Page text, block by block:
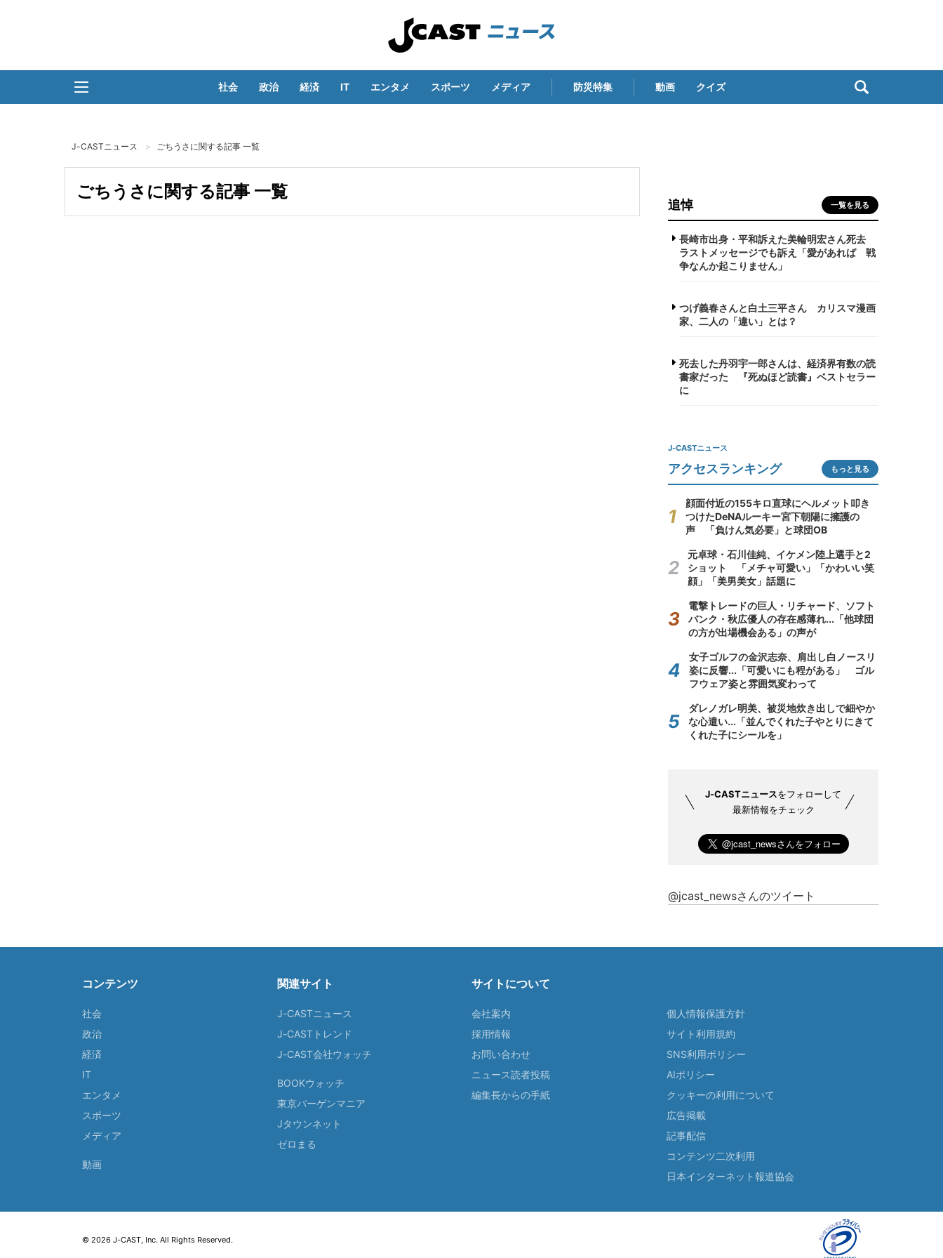
社会 政治 経済 IT エンタメ スポーツ メディア 防災特集 動画 クイズ
J-CASTニュース ごちうさに関する記事 一覧
ごちうさに関する記事 一覧
追悼 一覧を見る
長崎市出身・平和訴えた美輪明宏さん死去
ラストメッセージでも訴え「愛があれば 戦
争なんか起こりません」
つげ義春さんと白土三平さん カリスマ漫画
家、二人の「違い」とは？
死去した丹羽宇一郎さんは、経済界有数の読
書家だった 『死ぬほど読書』ベストセラー
に
J-CASTニュース
アクセスランキング もっと見る
顔面付近の155キロ直球にヘルメット叩き
つけたDeNAルーキー宮下朝陽に擁護の
声 「負けん気必要」と球団OB
元卓球・石川佳純、イケメン陸上選手と2
ショット 「メチャ可愛い」「かわいい笑
顔」「美男美女」話題に
電撃トレードの巨人・リチャード、ソフト
バンク・秋広優人の存在感薄れ...「他球団
の方が出場機会ある」の声が
女子ゴルフの金沢志奈、肩出し白ノースリ
姿に反響...「可愛いにも程がある」 ゴル
フウェア姿と雰囲気変わって
ダレノガレ明美、被災地炊き出しで細やか
な心遣い...「並んでくれた子やとりにきて
くれた子にシールを」
J-CASTニュースをフォローして
最新情報をチェック
@jcast_newsさんのツイート
コンテンツ
社会
政治
経済
IT
エンタメ
スポーツ
メディア
動画
関連サイト
J-CASTニュース
J-CASTトレンド
J-CAST会社ウォッチ
BOOKウォッチ
東京バーゲンマニア
Jタウンネット
ゼロまる
サイトについて
会社案内
採用情報
お問い合わせ
ニュース読者投稿
編集長からの手紙
個人情報保護方針
サイト利用規約
SNS利用ポリシー
AIポリシー
クッキーの利用について
広告掲載
記事配信
コンテンツ二次利用
日本インターネット報道協会
© 2026 J-CAST, Inc. All Rights Reserved.